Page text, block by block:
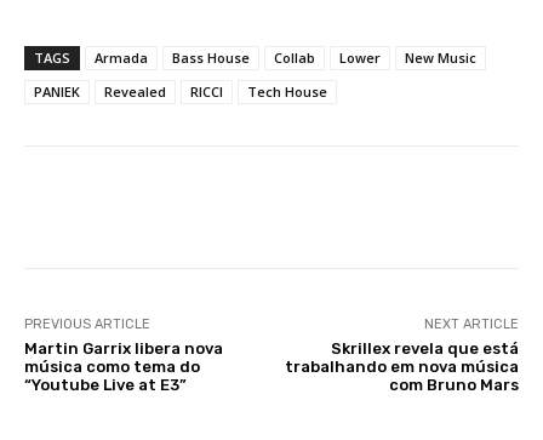
TAGS Armada Bass House Collab Lower
New Music
PANIEK
Revealed RICCI Tech House
PREVIOUS ARTICLE
Martin Garrix libera nova
música como tema do
“Youtube Live at E3”
NEXT ARTICLE
Skrillex revela que está
trabalhando em nova música
com Bruno Mars